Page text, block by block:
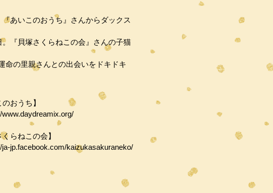
『あいこのおうち』さんからダックス
。『貝塚さくらねこの会』さんの子猫
命の里親さんとの出会いをドキドキ
のおうち】
www.daydreamix.org/
くらねこの会】
ja-jp.facebook.com/kaizukasakuraneko/